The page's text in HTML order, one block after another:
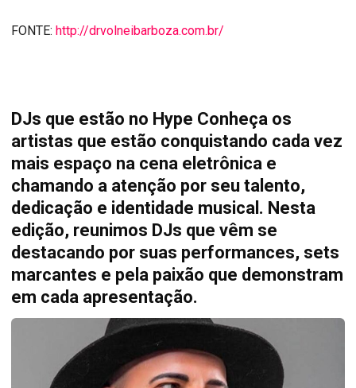
FONTE: http://drvolneibarboza.com.br/
DJs que estão no Hype Conheça os
artistas que estão conquistando cada vez
mais espaço na cena eletrônica e
chamando a atenção por seu talento,
dedicação e identidade musical. Nesta
edição, reunimos DJs que vêm se
destacando por suas performances, sets
marcantes e pela paixão que demonstram
em cada apresentação.